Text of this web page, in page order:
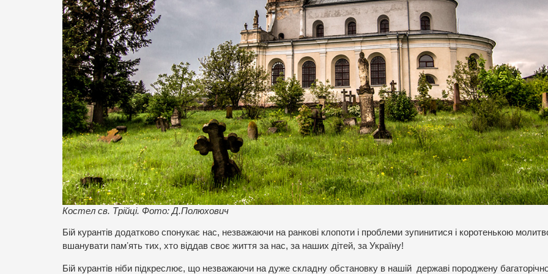
Костел св. Трійці. Фото: Д.Полюхович
Бій курантів додатково спонукає нас, незважаючи на ранкові клопоти і проблеми зупинитися і коротенькою
вшанувати памʼять тих, хто віддав своє життя за нас, за наших дітей, за Україну!
Бій курантів ніби підкреслює, що незважаючи на дуже складну обстановку в нашій державі породжену